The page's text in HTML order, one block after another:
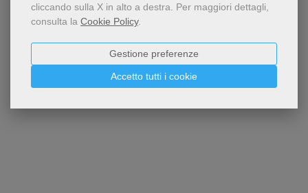
cliccando sulla X in alto a destra. Per maggiori dettagli,
consulta la Cookie Policy.
Accetto tutti i cookie
Gestione preferenze